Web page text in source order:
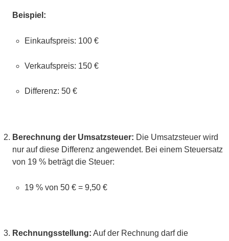
Beispiel:
Einkaufspreis: 100 €
Verkaufspreis: 150 €
Differenz: 50 €
Berechnung der Umsatzsteuer: Die Umsatzsteuer wird
nur auf diese Differenz angewendet. Bei einem Steuersatz
von 19 % beträgt die Steuer:
19 % von 50 € = 9,50 €
Rechnungsstellung: Auf der Rechnung darf die